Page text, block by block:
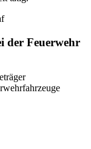
der Feuerwehr